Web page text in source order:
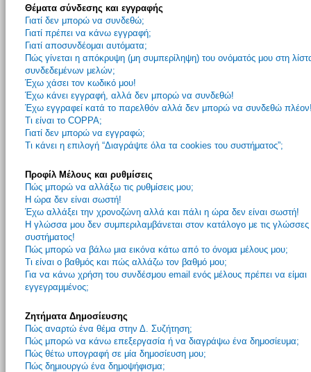
Θέματα σύνδεσης και εγγραφής
Γιατί δεν μπορώ να συνδεθώ;
Γιατί πρέπει να κάνω εγγραφή;
Γιατί αποσυνδέομαι αυτόματα;
Πώς γίνεται η απόκρυψη (μη συμπερίληψη) του ονόματός μου στη
συνδεδεμένων μελών;
Έχω χάσει τον κωδικό μου!
Έχω κάνει εγγραφή, αλλά δεν μπορώ να συνδεθώ!
Έχω εγγραφεί κατά το παρελθόν αλλά δεν μπορώ να συνδεθώ
Τι είναι το COPPA;
Γιατί δεν μπορώ να εγγραφώ;
Τι κάνει η επιλογή “Διαγράψτε όλα τα cookies του συστήματος”;
Προφίλ Μέλους και ρυθμίσεις
Πώς μπορώ να αλλάξω τις ρυθμίσεις μου;
Η ώρα δεν είναι σωστή!
Έχω αλλάξει την χρονοζώνη αλλά και πάλι η ώρα δεν είναι σωστή!
Η γλώσσα μου δεν συμπεριλαμβάνεται στον κατάλογο με τις γλώσσες
συστήματος!
Πώς μπορώ να βάλω μια εικόνα κάτω από το όνομα μέλους μου;
Τι είναι ο βαθμός και πώς αλλάζω τον βαθμό μου;
Για να κάνω χρήση του συνδέσμου email ενός μέλους πρέπει να είμαι
εγγεγραμμένος;
Ζητήματα Δημοσίευσης
Πώς αναρτώ ένα θέμα στην Δ. Συζήτηση;
Πώς μπορώ να κάνω επεξεργασία ή να διαγράψω ένα δημοσίευμα;
Πώς θέτω υπογραφή σε μία δημοσίευση μου;
Πώς δημιουργώ ένα δημοψήφισμα;